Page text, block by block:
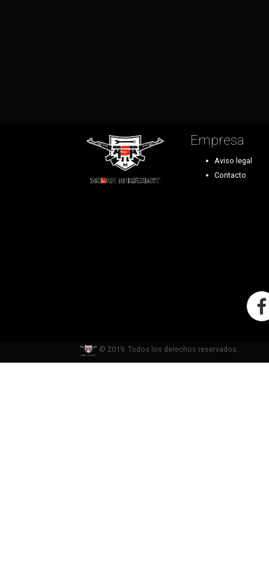
Empresa
Aviso legal
Contacto
© 2019. Todos los derechos reservados.